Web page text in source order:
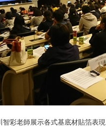
智彩老師展示各式基底材貼箔表現